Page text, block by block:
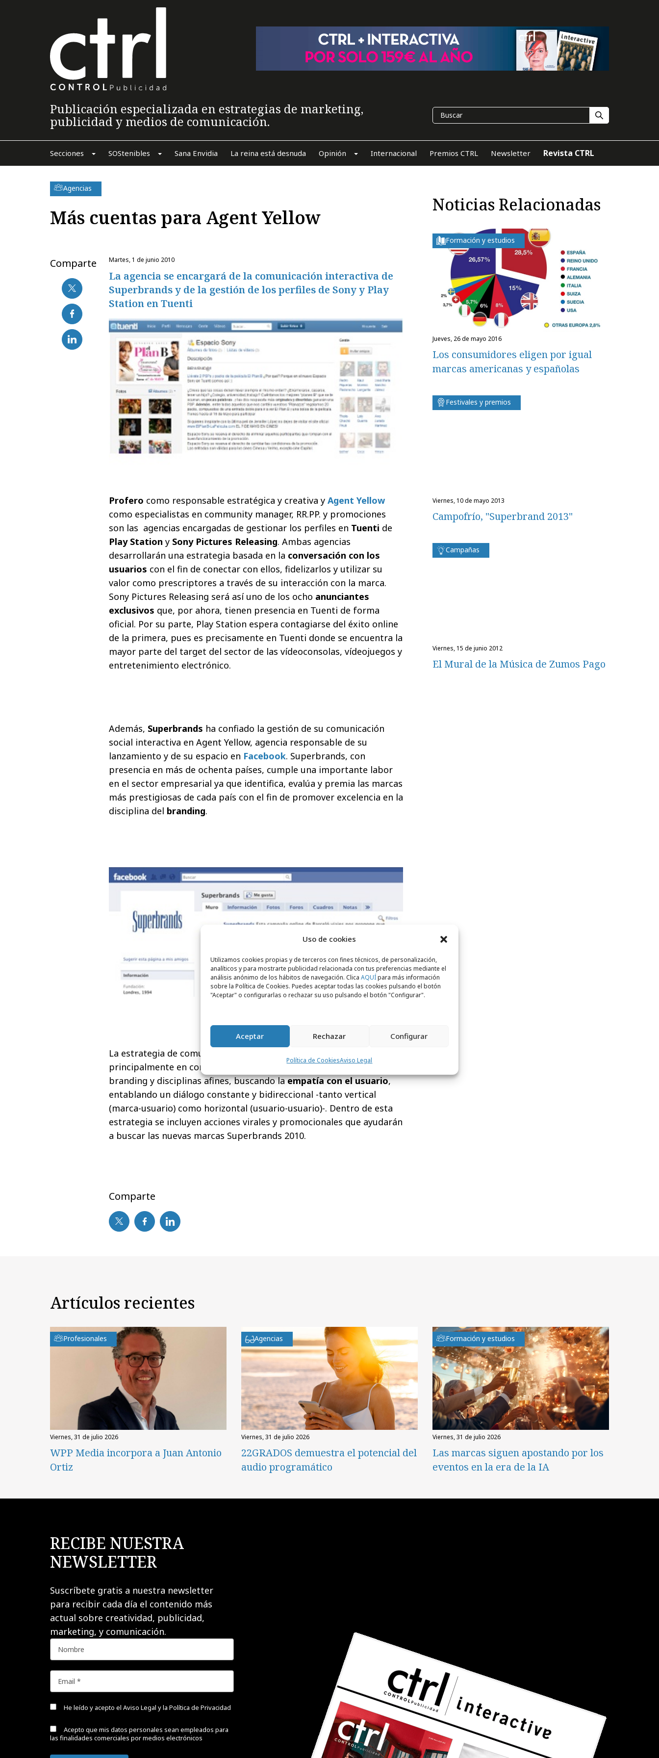
Uso de cookies
Utilizamos cookies propias y de terceros con fines técnicos, de personalización,
analíticos y para mostrarte publicidad relacionada con tus preferencias mediante el
análisis anónimo de los hábitos de navegación. Clica AQUÍpara más información
sobre la Política de Cookies. Puedes aceptar todas las cookies pulsando el botón
"Aceptar" o configurarlas o rechazar su uso pulsando el botón "Configurar".
Aceptar Rechazar Configurar
Política de CookiesAviso Legal
Publicación especializada en estrategias de marketing,
publicidad y medios de comunicación.
Secciones SOStenibles Sana Envidia La reina está desnuda Opinión Internacional Premios CTRL Newsletter Revista CTRL
Agencias
Más cuentas para Agent Yellow
Comparte martes, 1 de junio 2010
La agencia se encargará de la comunicación interactiva de
Superbrands y de la gestión de los perfiles de Sony y Play
Station en Tuenti
Profero como responsable estratégica y creativa y Agent Yellow
como especialistas en community manager, RR.PP. y promociones
son las agencias encargadas de gestionar los perfiles en Tuenti de
Play Station y Sony Pictures Releasing. Ambas agencias
desarrollarán una estrategia basada en la conversación con los
usuarios con el fin de conectar con ellos, fidelizarlos y utilizar su
valor como prescriptores a través de su interacción con la marca.
Sony Pictures Releasing será así uno de los ocho anunciantes
exclusivos que, por ahora, tienen presencia en Tuenti de forma
oficial. Por su parte, Play Station espera contagiarse del éxito online
de la primera, pues es precisamente en Tuenti donde se encuentra la
mayor parte del target del sector de las vídeoconsolas, vídeojuegos y
entretenimiento electrónico.
Además, Superbrands ha confiado la gestión de su comunicación
social interactiva en Agent Yellow, agencia responsable de su
lanzamiento y de su espacio en Facebook. Superbrands, con
presencia en más de ochenta países, cumple una importante labor
en el sector empresarial ya que identifica, evalúa y premia las marcas
más prestigiosas de cada país con el fin de promover excelencia en la
disciplina del branding.
La estrategia de comunicación para este año se enfoca
principalmente en comunicar las novedades más relevantes sobre
branding y disciplinas afines, buscando laempatía con el usuario,
entablando un diálogo constante y bidireccional -tanto vertical
(marca-usuario) como horizontal (usuario-usuario)-. Dentro de esta
estrategia se incluyen acciones virales y promocionales que ayudarán
a buscar las nuevas marcas Superbrands 2010.
Comparte
Noticias Relacionadas
Formación y estudios
jueves, 26 de mayo 2016
Los consumidores eligen por igual
marcas americanas y españolas
Festivales y premios
viernes, 10 de mayo 2013
Campofrío, "Superbrand 2013"
Campañas
viernes, 15 de junio 2012
El Mural de la Música de Zumos Pago
Artículos recientes
Profesionales
viernes, 31 de julio 2026
WPP Media incorpora a Juan Antonio
Ortiz
Agencias
viernes, 31 de julio 2026
22GRADOS demuestra el potencial del
audio programático
Formación y estudios
viernes, 31 de julio 2026
Las marcas siguen apostando por los
eventos en la era de la IA
RECIBE NUESTRA
NEWSLETTER
Suscríbete gratis a nuestra newsletter
para recibir cada día el contenido más
actual sobre creatividad, publicidad,
marketing, y comunicación.
He leído y acepto el Aviso Legal y la Política de Privacidad
Acepto que mis datos personales sean empleados para
las finalidades comerciales por medios electrónicos